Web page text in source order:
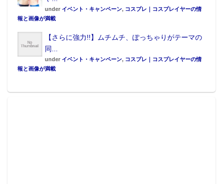
under イベント・キャンペーン, コスプレ｜コスプレイヤーの情
報と画像が満載
【さらに強力!!】ムチムチ、ぽっちゃりがテーマの
同...
under イベント・キャンペーン, コスプレ｜コスプレイヤーの情
報と画像が満載